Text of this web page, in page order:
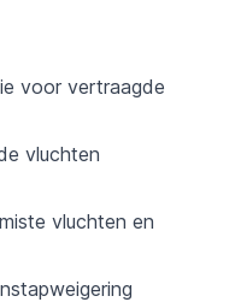
voor vertraagde
vluchten
vluchten en